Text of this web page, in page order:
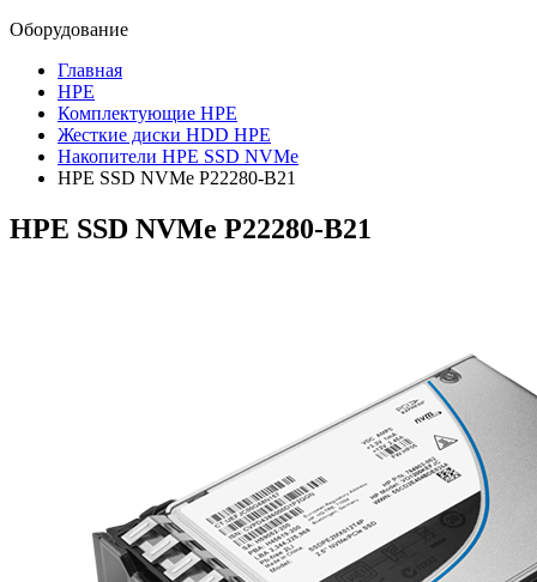
Оборудование
Главная
HPE
Комплектующие HPE
Жесткие диски HDD HPE
Накопители HPE SSD NVMe
HPE SSD NVMe P22280-B21
HPE SSD NVMe P22280-B21